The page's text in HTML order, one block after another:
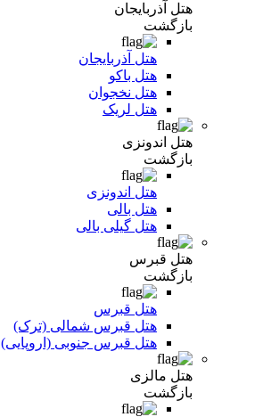
هتل آذربایجان
بازگشت
هتل آذربایجان
هتل باکو
هتل نخجوان
هتل لریک
هتل اندونزی
بازگشت
هتل اندونزی
هتل بالی
هتل گیلی بالی
هتل قبرس
بازگشت
هتل قبرس
هتل قبرس شمالی (ترک)
هتل قبرس جنوبی (اروپایی)
هتل مالزی
بازگشت